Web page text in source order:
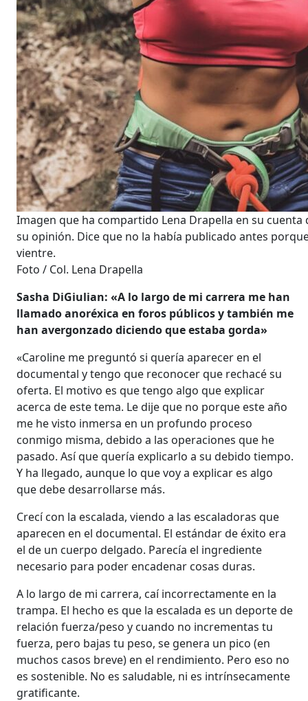
Imagen que ha compartido Lena Drapella en su
su opinión. Dice que no la había publicado antes
vientre.
Foto / Col. Lena Drapella
Sasha DiGiulian: «A lo largo de mi carrera me han
llamado anoréxica en foros públicos y también me
han avergonzado diciendo que estaba gorda»
«Caroline me preguntó si quería aparecer en el
documental y tengo que reconocer que rechacé su
oferta. El motivo es que tengo algo que explicar
acerca de este tema. Le dije que no porque este año
me he visto inmersa en un profundo proceso
conmigo misma, debido a las operaciones que he
pasado. Así que quería explicarlo a su debido tiempo.
Y ha llegado, aunque lo que voy a explicar es algo
que debe desarrollarse más.
Crecí con la escalada, viendo a las escaladoras que
aparecen en el documental. El estándar de éxito era
el de un cuerpo delgado. Parecía el ingrediente
necesario para poder encadenar cosas duras.
A lo largo de mi carrera, caí incorrectamente en la
trampa. El hecho es que la escalada es un deporte de
relación fuerza/peso y cuando no incrementas tu
fuerza, pero bajas tu peso, se genera un pico (en
muchos casos breve) en el rendimiento. Pero eso no
es sostenible. No es saludable, ni es intrínsecamente
gratificante.